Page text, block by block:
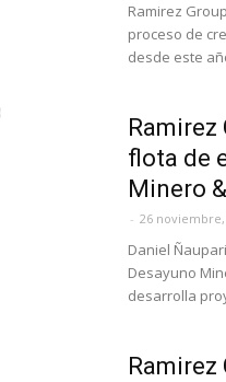
Ramirez
proceso de
desde este
flota de
Minero
- 26 noviembre,
Daniel
Desayuno
desarrolla